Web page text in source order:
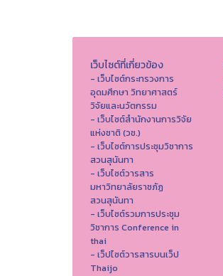
เว็บไซต์ที่เกี่ยวข้อง
- เว็บไซต์กระทรวงการ
อุดมศึกษา วิทยาศาสตร์
วิจัยและนวัตกรรม
- เว็บไซต์สำนักงานการวิจัย
แห่งชาติ (วช.)
- เว็บไซต์การประชุมวิชาการ
สวนสุนันทา
- เว็บไซต์วารสาร
มหาวิทยาลัยราชภัฏ
สวนสุนันทา
- เว็บไซต์รวมการประชุม
วิชาการ Conference in
thai
- เว็ปไซต์วารสารบนเว็ป
Thaijo